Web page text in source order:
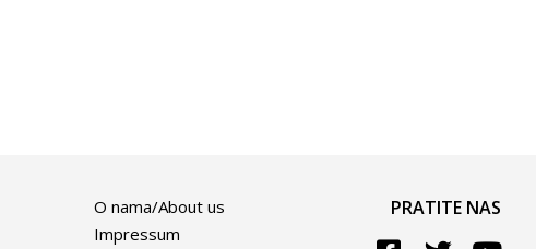
O nama/About us
Impressum
PRATITE NAS